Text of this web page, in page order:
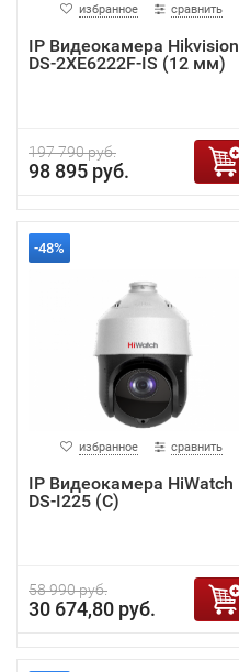
избранное сравнить
IP Видеокамера Hikvision
DS-2XE6222F-IS (12 мм)
197 790 руб.
98 895 руб.
-48%
избранное сравнить
IP Видеокамера HiWatch
DS-I225 (С)
58 990 руб.
30 674,80 руб.